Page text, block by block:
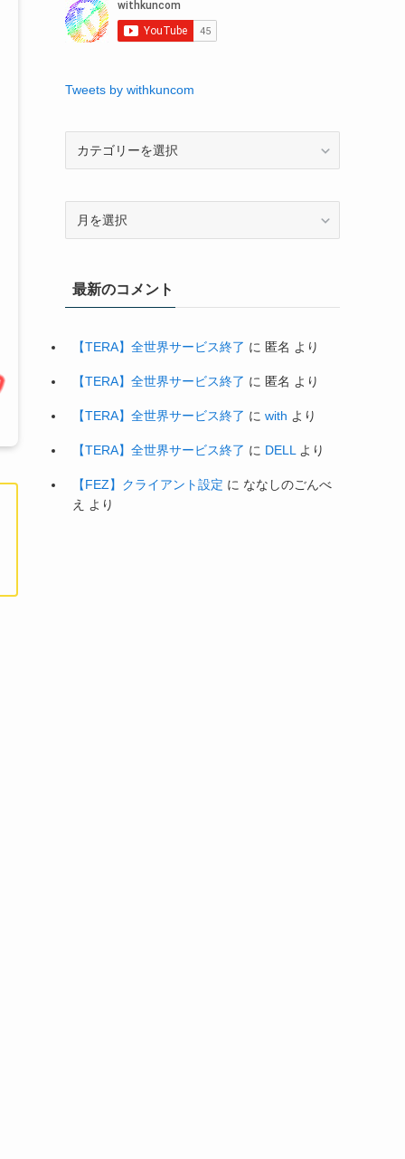
Tweets by withkuncom
最新のコメント
【TERA】全世界サービス終了 に 匿名 より
【TERA】全世界サービス終了 に 匿名 より
【TERA】全世界サービス終了 に with より
【TERA】全世界サービス終了 に DELL より
【FEZ】クライアント設定 に ななしのごんべ
え
より